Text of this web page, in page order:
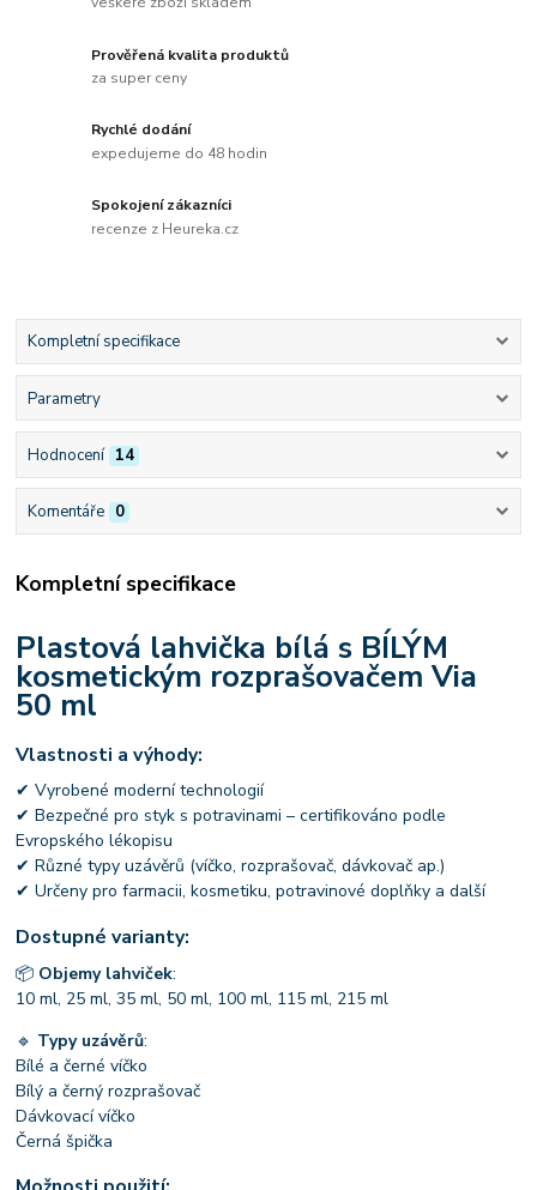
Prověřená kvalita produktů
za super ceny
Rychlé dodání
expedujeme do 48 hodin
Spokojení zákazníci
recenze z Heureka.cz
Kompletní specifikace
Parametry
Hodnocení 14
Komentáře 0
Kompletní specifikace
Plastová lahvička bílá s BÍLÝM
kosmetickým rozprašovačem Via
50 ml
Vlastnosti a výhody:
✔ Vyrobené moderní technologií
✔ Bezpečné pro styk s potravinami – certifikováno podle
Evropského lékopisu
✔ Různé typy uzávěrů (víčko, rozprašovač, dávkovač ap.)
✔ Určeny pro farmacii, kosmetiku, potravinové doplňky a další
Dostupné varianty:
📦 Objemy lahviček:
10 ml, 25 ml, 35 ml, 50 ml, 100 ml, 115 ml, 215 ml
🔹 Typy uzávěrů:
Bílé a černé víčko
Bílý a černý rozprašovač
Dávkovací víčko
Černá špička